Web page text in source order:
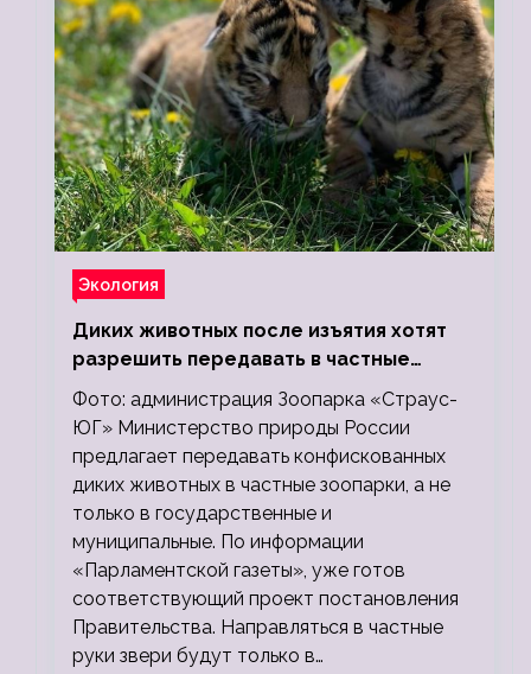
Экология
Диких животных после изъятия хотят
разрешить передавать в частные
зоопарки
Фото: администрация Зоопарка «Страус-
ЮГ» Министерство природы России
предлагает передавать конфискованных
диких животных в частные зоопарки, а не
только в государственные и
муниципальные. По информации
«Парламентской газеты», уже готов
соответствующий проект постановления
Правительства. Направляться в частные
руки звери будут только в…